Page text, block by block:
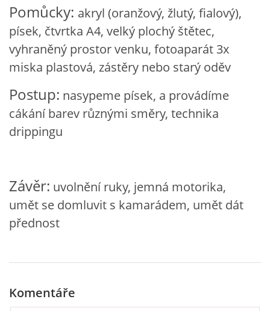
VZDĚLÁVACÍ BLOK BŘEZEN
VZDĚLÁVACÍ BLOK DUBEN
VÝTVARNÉ POMŮCKY
VÝTVARNÉ AKTIVITY - LÉTO
VÝTVARNÉ AKTIVITY - PODZIM
VÝTVARNÉ AKTIVITY - ZIMA
CHARAKTERISTIKA ROČNÍCH OBDOBÍ
Pomůcky: akryl (oranžový, žlutý, fialový),
písek, čtvrtka A4, velký plochý štětec,
vyhraněný prostor venku, fotoaparát 3x
miska plastová, zástěry nebo starý oděv
Postup: nasypeme písek, a provádíme
cákání barev různými směry, technika
drippingu
Závěr: uvolnění ruky, jemná motorika,
umět se domluvit s kamarádem, umět dát
přednost
Komentáře